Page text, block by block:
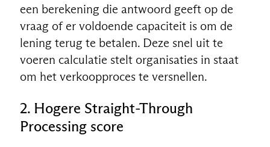
een berekening die antwoord geeft op de
vraag of er voldoende capaciteit is om de
lening terug te betalen. Deze snel uit te
voeren calculatie stelt organisaties in staat
om het verkoopproces te versnellen.
2. Hogere Straight-Through
Processing score